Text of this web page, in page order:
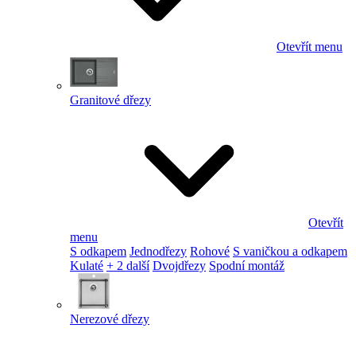
Otevřít menu
Granitové dřezy
Otevřít
menu
S odkapem Jednodřezy Rohové S vaničkou a odkapem
Kulaté + 2 další Dvojdřezy Spodní montáž
Nerezové dřezy